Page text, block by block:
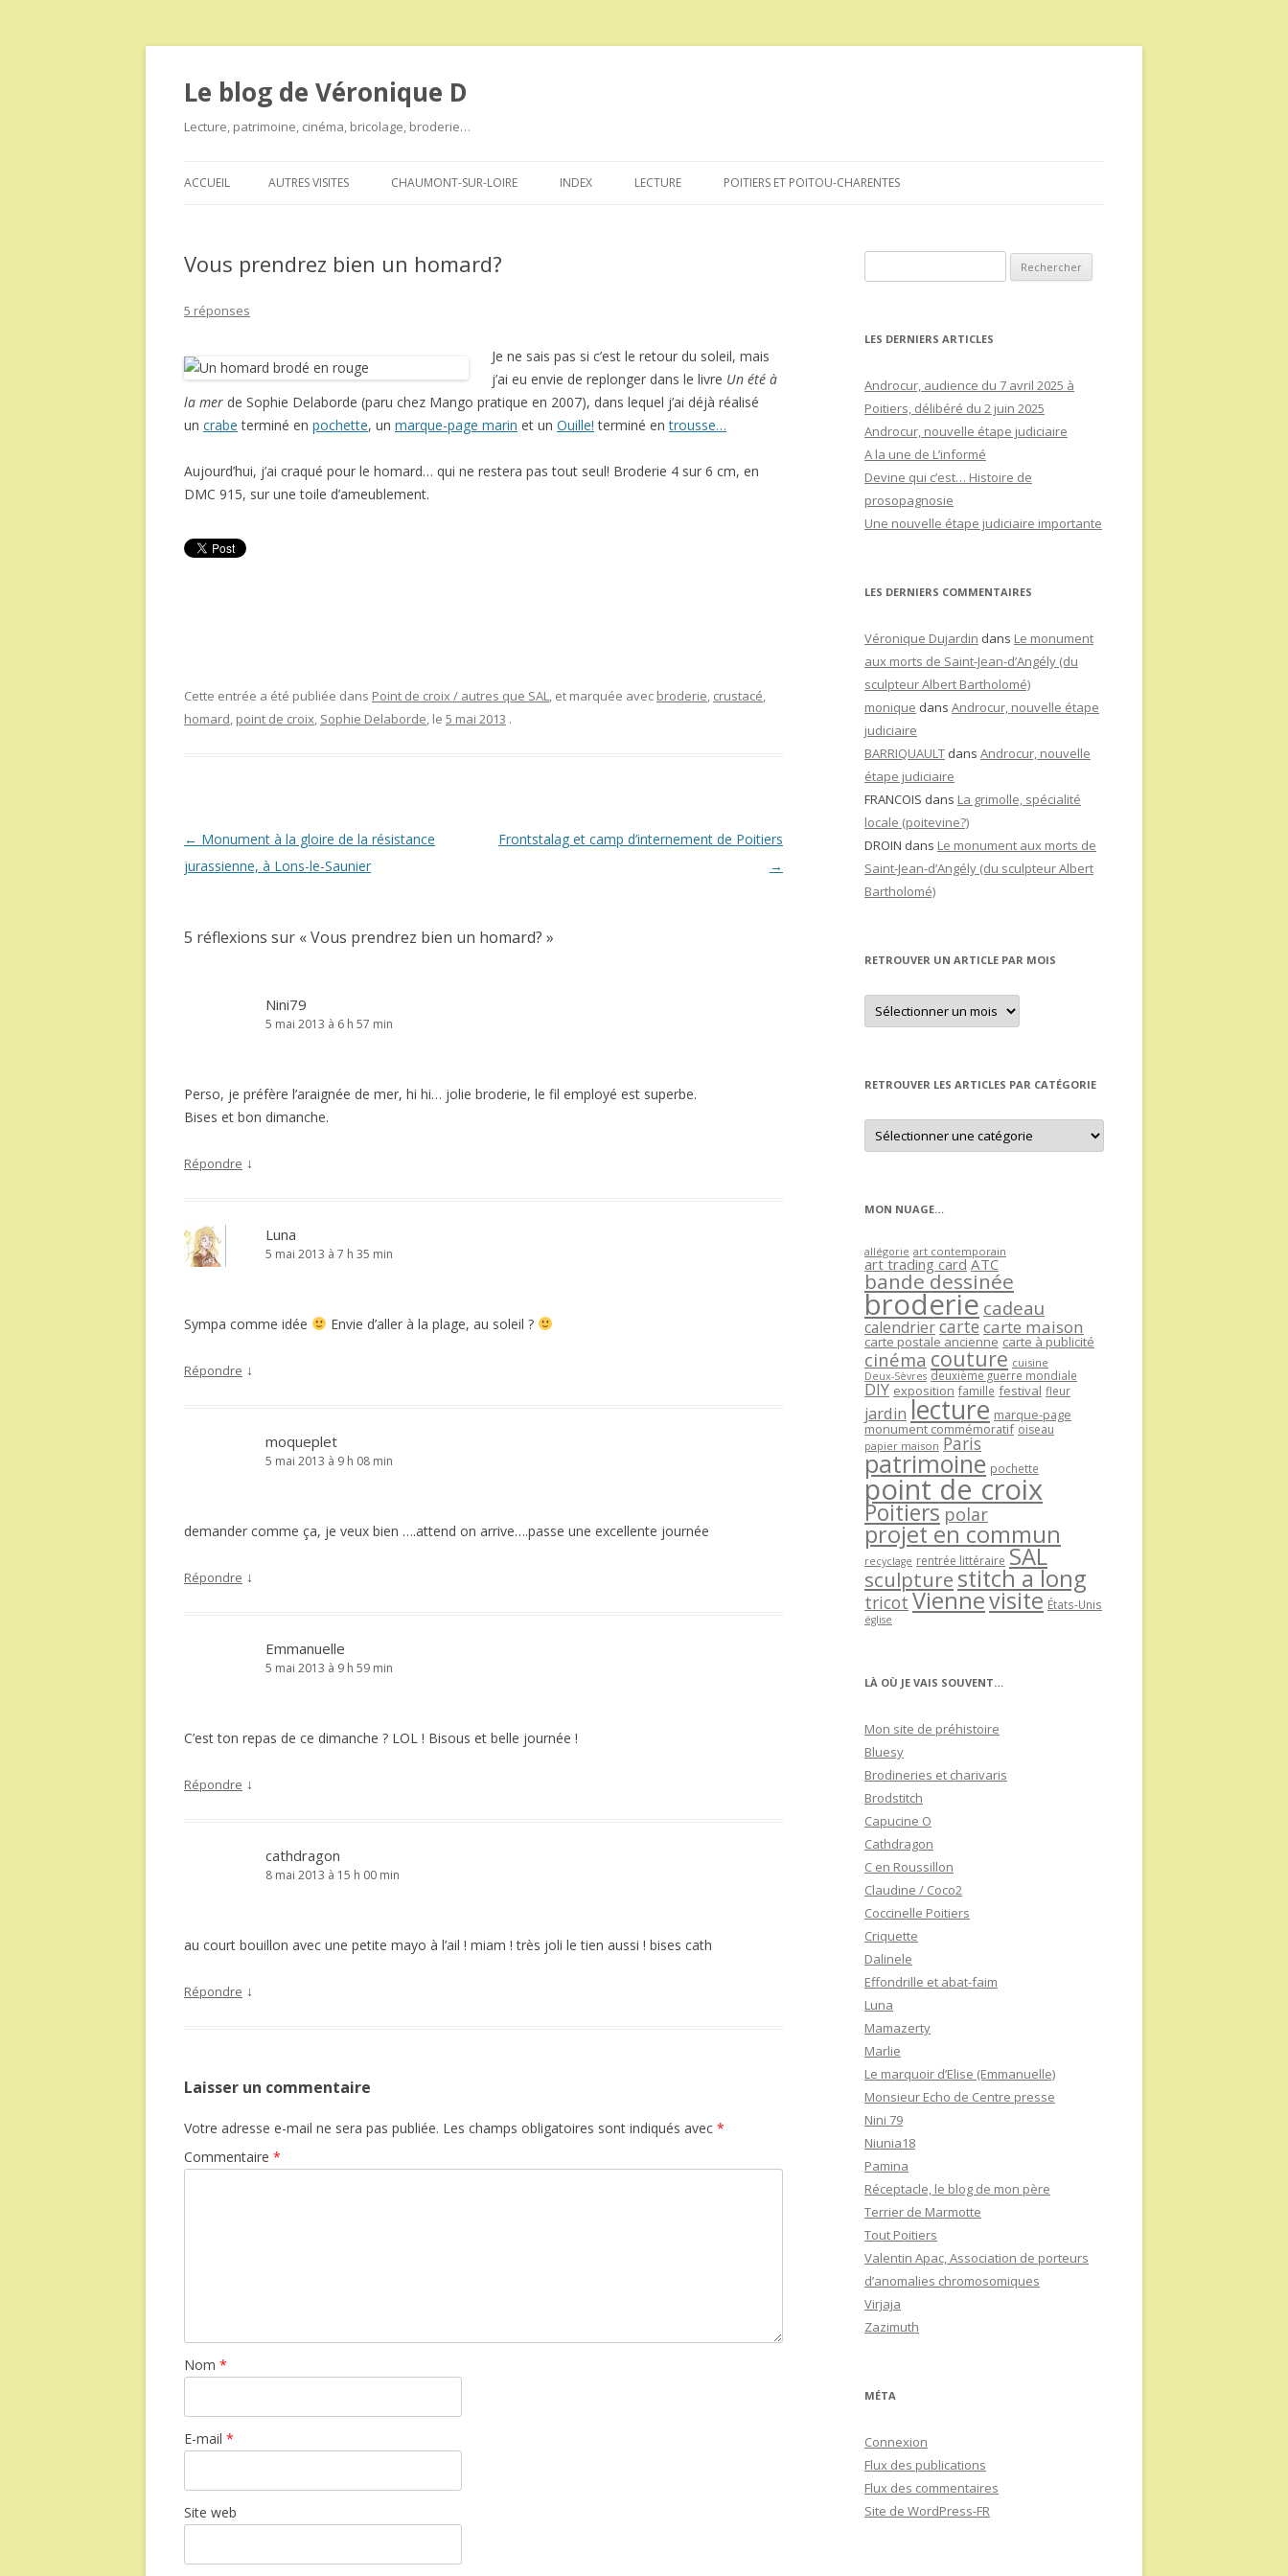
Le blog de Véronique D
Lecture, patrimoine, cinéma, bricolage, broderie…
au
ACCUEIL AUTRES VISITES CHAUMONT-SUR-LOIRE INDEX LECTURE POITIERS ET POITOU-CHARENTES
Vous prendrez bien un homard?
5 réponses
Je ne sais pas si c’est le retour du soleil, mais
j’ai eu envie de replonger dans le livre Un été à
la mer de Sophie Delaborde (paru chez Mango pratique en 2007), dans lequel j’ai déjà réalisé
un crabe terminé en pochette, un marque-page marin et un Ouille! terminé entrousse…
Aujourd’hui, j’ai craqué pour le homard… qui ne restera pas tout seul! Broderie 4 sur 6 cm, en
DMC 915, sur une toile d’ameublement.
Cette entrée a été publiée dans Point de croix / autres que SAL, et marquée avec broderie, crustacé,
homard, point de croix, Sophie Delaborde, le 5 mai 2013 .
Navigation
des
← Monument à la gloire de la résistance
jurassienne, à Lons-le-Saunier
Frontstalag et camp d’internement de Poitiers
→
5 réflexions sur «Vous prendrez bien un homard? »
Nini79
5 mai 2013 à 6 h 57 min
Perso, je préfère l’araignée de mer, hi hi… jolie broderie, le fil employé est superbe.
Bises et bon dimanche.
Répondre ↓
Luna
5 mai 2013 à 7 h 35 min
Sympa comme idée Envie d’aller à la plage, au soleil ?
Répondre ↓
moqueplet
5 mai 2013 à 9 h 08 min
demander comme ça, je veux bien ….attend on arrive….passe une excellente journée
Répondre ↓
Emmanuelle
5 mai 2013 à 9 h 59 min
C’est ton repas de ce dimanche ? LOL ! Bisous et belle journée !
Répondre ↓
cathdragon
8 mai 2013 à 15 h 00 min
au court bouillon avec une petite mayo à l’ail ! miam ! très joli le tien aussi ! bises cath
Répondre ↓
Laisser un commentaire
Votre adresse e-mail ne sera pas publiée. Les champs obligatoires sont indiqués avec *
Commentaire *
Nom *
E-mail *
Site web
LES DERNIERS ARTICLES
Androcur, audience du 7 avril 2025 à
Poitiers, délibéré du 2 juin 2025
Androcur, nouvelle étape judiciaire
A la une de L’informé
Devine qui c’est… Histoire de
prosopagnosie
Une nouvelle étape judiciaire importante
LES DERNIERS COMMENTAIRES
Véronique Dujardin dans Le monument
aux morts de Saint-Jean-d’Angély (du
sculpteur Albert Bartholomé)
monique dans Androcur, nouvelle étape
judiciaire
BARRIQUAULT dans Androcur, nouvelle
étape judiciaire
FRANCOIS dans La grimolle, spécialité
locale (poitevine?)
DROIN dans Le monument aux morts de
Saint-Jean-d’Angély (du sculpteur Albert
Bartholomé)
RETROUVER UN ARTICLE PAR MOIS
Retrouver
un
article
RETROUVER LES ARTICLES PAR CATÉGORIE
Retrouver
les
articles
MON NUAGE…
allégorie art contemporain
art trading card ATC
bande dessinée
broderie cadeau
calendriercartecarte maison
carte postale ancienne carte à publicité
cinéma couture cuisine
Deux-Sèvres deuxième guerre mondiale
DIY exposition famille festival fleur
jardin lecture marque-page
monument commémoratif oiseau
papier maison Paris
patrimoine pochette
point de croix
Poitiers polar
projet en commun
recyclage rentrée littéraire SAL
sculpture stitch a long
tricot Viennevisite États-Unis
église
LÀ OÙ JE VAIS SOUVENT…
Mon site de préhistoire
Bluesy
Brodineries et charivaris
Brodstitch
Capucine O
Cathdragon
C en Roussillon
Claudine / Coco2
Coccinelle Poitiers
Criquette
Dalinele
Effondrille et abat-faim
Luna
Mamazerty
Marlie
Le marquoir d’Elise (Emmanuelle)
Monsieur Echo de Centre presse
Nini 79
Niunia18
Pamina
Réceptacle, le blog de mon père
Terrier de Marmotte
Tout Poitiers
Valentin Apac, Association de porteurs
d’anomalies chromosomiques
Virjaja
Zazimuth
MÉTA
Connexion
Flux des publications
Flux des commentaires
Site de WordPress-FR